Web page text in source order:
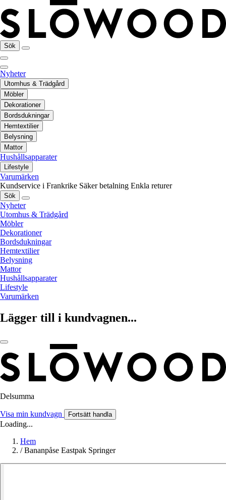
Sök
Nyheter
Utomhus & Trädgård
Möbler
Dekorationer
Bordsdukningar
Hemtextilier
Belysning
Mattor
Hushållsapparater
Lifestyle
Varumärken
Kundservice i Frankrike Säker betalning Enkla returer
Sök
Nyheter
Utomhus & Trädgård
Möbler
Dekorationer
Bordsdukningar
Hemtextilier
Belysning
Mattor
Hushållsapparater
Lifestyle
Varumärken
Lägger till i kundvagnen...
Delsumma
Visa min kundvagn Fortsätt handla
Loading...
Hem
/ Bananpåse Eastpak Springer